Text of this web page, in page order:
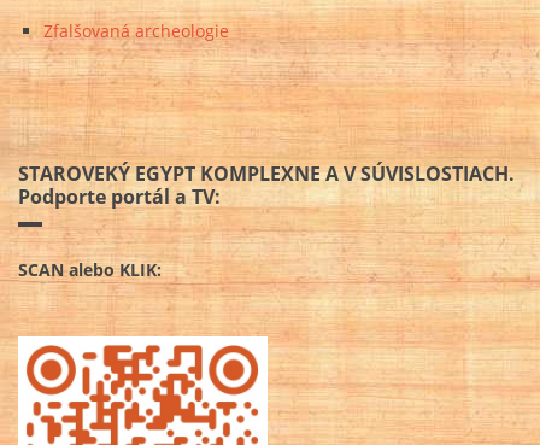
Zfalšovaná archeologie
STAROVEKÝ EGYPT KOMPLEXNE A V SÚVISLOSTIACH.
Podporte portál a TV:
SCAN alebo KLIK: